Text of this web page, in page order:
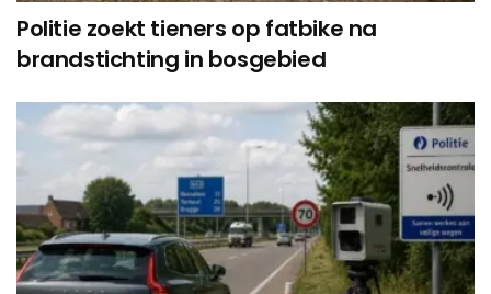
Politie zoekt tieners op fatbike na
brandstichting in bosgebied